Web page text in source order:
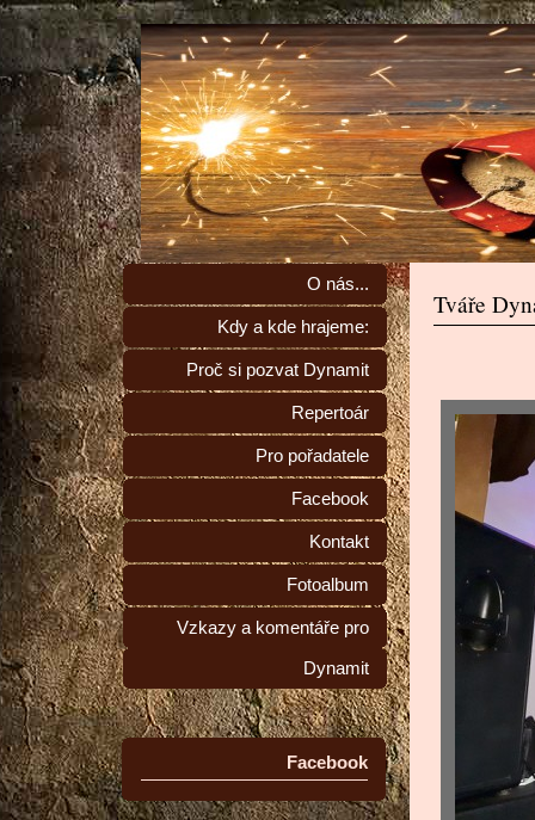
O nás...
Kdy a kde hrajeme:
Proč si pozvat Dynamit
Repertoár
Pro pořadatele
Facebook
Kontakt
Fotoalbum
Vzkazy a komentáře pro
Dynamit
Facebook
Tváře